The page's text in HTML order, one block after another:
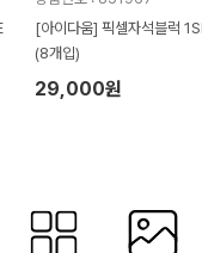
[아이다움] 픽셀자석블럭
(8개입)
29,000원